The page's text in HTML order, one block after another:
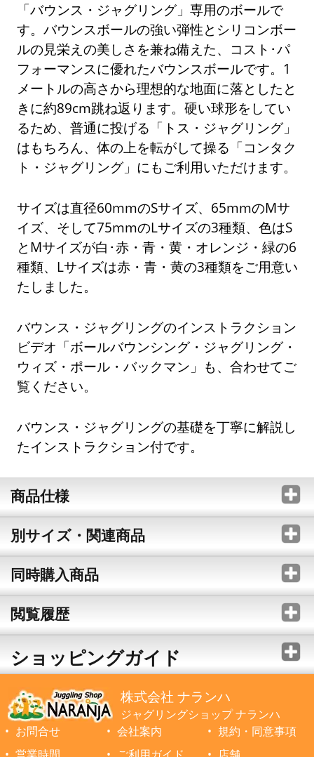
「バウンス・ジャグリング」専用のボールで
す。バウンスボールの強い弾性とシリコンボー
ルの見栄えの美しさを兼ね備えた、コスト･パ
フォーマンスに優れたバウンスボールです。1
メートルの高さから理想的な地面に落としたと
きに約89cm跳ね返ります。硬い球形をしてい
るため、普通に投げる「トス・ジャグリング」
はもちろん、体の上を転がして操る「コンタク
ト・ジャグリング」にもご利用いただけます。
サイズは直径60mmのSサイズ、65mmのMサ
イズ、そして75mmのLサイズの3種類、色はS
とMサイズが白･赤・青・黄・オレンジ・緑の6
種類、Lサイズは赤・青・黄の3種類をご用意い
たしました。
バウンス・ジャグリングのインストラクション
ビデオ「ボールバウンシング・ジャグリング・
ウィズ・ポール・バックマン」も、合わせてご
覧ください。
バウンス・ジャグリングの基礎を丁寧に解説し
たインストラクション付です。
商品仕様
別サイズ・関連商品
同時購入商品
閲覧履歴
ショッピングガイド
株式会社 ナランハ
ジャグリングショップ ナランハ
お問合せ
会社案内
規約・同意事項